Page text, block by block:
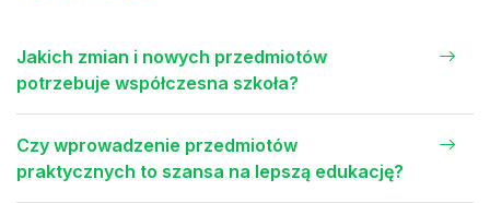
Jakich zmian i nowych przedmiotów
potrzebuje współczesna szkoła?
Czy wprowadzenie przedmiotów
praktycznych to szansa na lepszą edukację?